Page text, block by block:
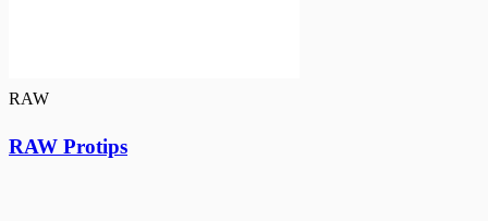
RAW
RAW Protips